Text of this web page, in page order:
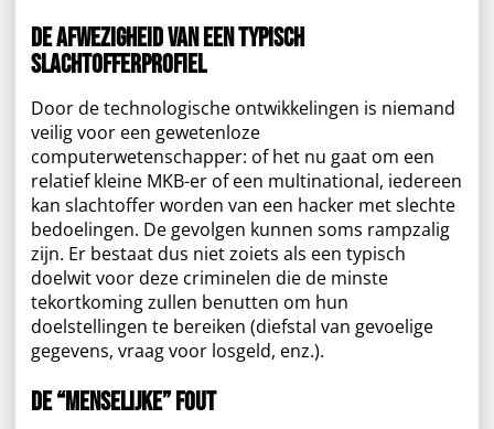
De afwezigheid van een typisch
slachtofferprofiel
Door de technologische ontwikkelingen is niemand
veilig voor een gewetenloze
computerwetenschapper: of het nu gaat om een
relatief kleine MKB-er of een multinational, iedereen
kan slachtoffer worden van een hacker met slechte
bedoelingen. De gevolgen kunnen soms rampzalig
zijn. Er bestaat dus niet zoiets als een typisch
doelwit voor deze criminelen die de minste
tekortkoming zullen benutten om hun
doelstellingen te bereiken (diefstal van gevoelige
gegevens, vraag voor losgeld, enz.).
De “menselijke” fout